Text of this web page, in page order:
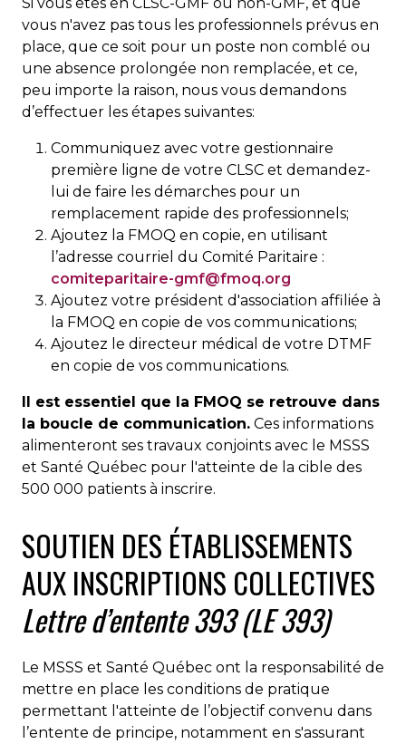
Si vous êtes en CLSC-GMF ou non-GMF, et que
vous n'avez pas tous les professionnels prévus en
place, que ce soit pour un poste non comblé ou
une absence prolongée non remplacée, et ce,
peu importe la raison, nous vous demandons
d’effectuer les étapes suivantes:
Communiquez avec votre gestionnaire
première ligne de votre CLSC et demandez-
lui de faire les démarches pour un
remplacement rapide des professionnels;
Ajoutez la FMOQ en copie, en utilisant
l’adresse courriel du Comité Paritaire :
comiteparitaire-gmf@fmoq.org
Ajoutez votre président d'association affiliée à
la FMOQ en copie de vos communications;
Ajoutez le directeur médical de votre DTMF
en copie de vos communications.
Il est essentiel que la FMOQ se retrouve dans
la boucle de communication. Ces informations
alimenteront ses travaux conjoints avec le MSSS
et Santé Québec pour l'atteinte de la cible des
500 000 patients à inscrire.
SOUTIEN DES ÉTABLISSEMENTS
AUX INSCRIPTIONS COLLECTIVES
Lettre d’entente 393 (LE 393)
Le MSSS et Santé Québec ont la responsabilité de
mettre en place les conditions de pratique
permettant l'atteinte de l’objectif convenu dans
l’entente de principe, notamment en s'assurant